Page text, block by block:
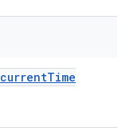
currentTime